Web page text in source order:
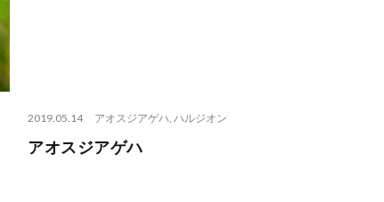
2019.05.14 アオスジアゲハ ,ハルジオン
アオスジアゲハ